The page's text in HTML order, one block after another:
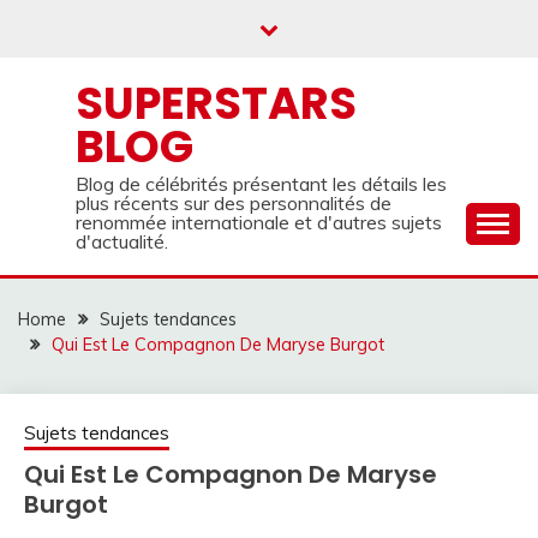
SUPERSTARS
BLOG
Blog de célébrités présentant les détails les
plus récents sur des personnalités de
renommée internationale et d'autres sujets
d'actualité.
Home
Sujets tendances
Qui Est Le Compagnon De Maryse Burgot
Sujets tendances
Qui Est Le Compagnon De Maryse
Burgot